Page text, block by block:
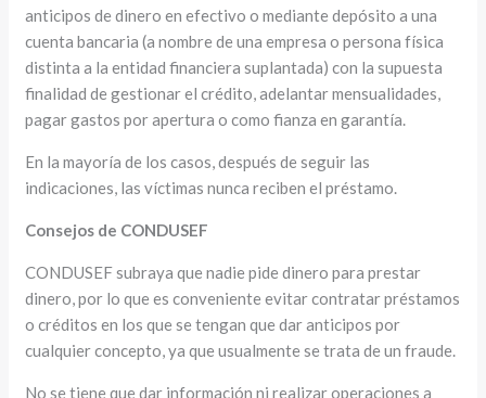
anticipos de dinero en efectivo o mediante depósito a una
cuenta bancaria (a nombre de una empresa o persona física
distinta a la entidad financiera suplantada) con la supuesta
finalidad de gestionar el crédito, adelantar mensualidades,
pagar gastos por apertura o como fianza en garantía.
En la mayoría de los casos, después de seguir las
indicaciones, las víctimas nunca reciben el préstamo.
Consejos de CONDUSEF
CONDUSEF subraya que nadie pide dinero para prestar
dinero, por lo que es conveniente evitar contratar préstamos
o créditos en los que se tengan que dar anticipos por
cualquier concepto, ya que usualmente se trata de un fraude.
No se tiene que dar información ni realizar operaciones a